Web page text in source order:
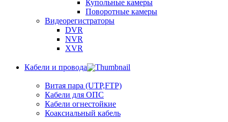
Купольные камеры
Поворотные камеры
Видеорегистраторы
DVR
NVR
XVR
Кабели и провода
Витая пара (UTP,FTP)
Кабели для ОПС
Кабели огнестойкие
Коаксиальный кабель